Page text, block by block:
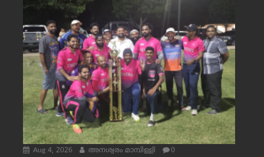
Aug 4, 2026 അനശ്വരം മാമ്പിള്ളി 0